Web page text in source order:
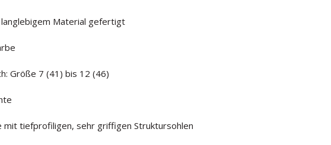
Material gefertigt
Größe 7 (41) bis 12 (46)
mit tiefprofiligen, sehr griffigen Struktursohlen